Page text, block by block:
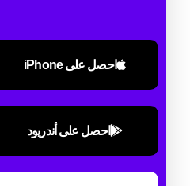
احصل على iPhone
احصل على أندريود